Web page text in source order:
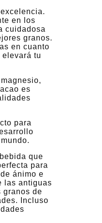
en los
cuidadosa
granos.
en cuanto
tu
es
para
que
para
ánimo e
las antiguas
granos de
Incluso